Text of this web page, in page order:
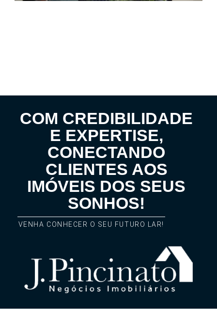
COM CREDIBILIDADE
E EXPERTISE,
CONECTANDO
CLIENTES AOS
IMÓVEIS DOS SEUS
SONHOS!
VENHA CONHECER O SEU FUTURO LAR!